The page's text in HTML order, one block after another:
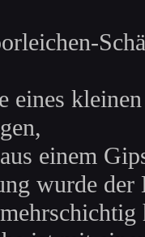
eines
einem
wurde